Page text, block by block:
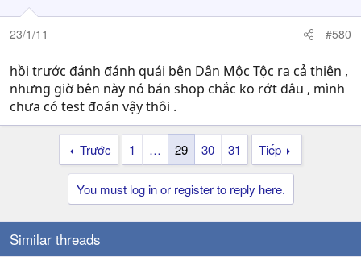
23/1/11 #580
hồi trước đánh đánh quái bên Dân Mộc Tộc ra cả thiên ,
nhưng giờ bên này nó bán shop chắc ko rớt đâu , mình
chưa có test đoán vậy thôi .
Trước 1 … 29 30 31 Tiếp
You must log in or register to reply here.
Similar threads